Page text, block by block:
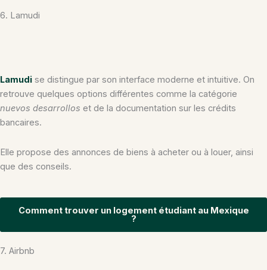
6. Lamudi
Lamudi se distingue par son interface moderne et intuitive. On
retrouve quelques options différentes comme la catégorie
nuevos desarrollos et de la documentation sur les crédits
bancaires.
Elle propose des annonces de biens à acheter ou à louer, ainsi
que des conseils.
Comment trouver un logement étudiant au Mexique
?
7. Airbnb